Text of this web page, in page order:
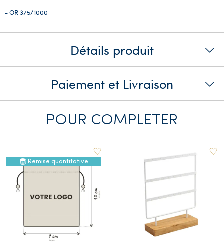
- OR 375/1000
Détails produit
Paiement et Livraison
POUR COMPLETER
Remise quantitative